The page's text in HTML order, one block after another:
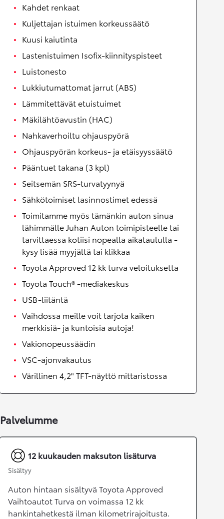
Kahdet renkaat
Kuljettajan istuimen korkeussäätö
Kuusi kaiutinta
Lastenistuimen Isofix-kiinnityspisteet
Luistonesto
Lukkiutumattomat jarrut (ABS)
Lämmitettävät etuistuimet
Mäkilähtöavustin (HAC)
Nahkaverhoiltu ohjauspyörä
Ohjauspyörän korkeus- ja etäisyyssäätö
Pääntuet takana (3 kpl)
Seitsemän SRS-turvatyynyä
Sähkötoimiset lasinnostimet edessä
Toimitamme myös tämänkin auton sinua
lähimmälle Juhan Auton toimipisteelle tai
tarvittaessa kotiisi nopealla aikataululla -
kysy lisää myyjältä tai klikkaa
Toyota Approved 12 kk turva veloituksetta
Toyota Touch® -mediakeskus
USB-liitäntä
Vaihdossa meille voit tarjota kaiken
merkkisiä- ja kuntoisia autoja!
Vakionopeussäädin
VSC-ajonvakautus
Värillinen 4,2" TFT-näyttö mittaristossa
Palvelumme
12 kuukauden maksuton lisäturva
Sisältyy
Auton hintaan sisältyvä Toyota Approved
Vaihtoautot Turva on voimassa 12 kk
hankintahetkestä ilman kilometrirajoitusta.